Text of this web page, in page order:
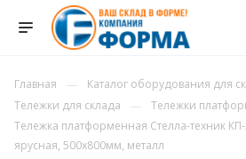
Главная
Каталог оборудования для
Тележки для склада
Тележки
Тележка платформенная Стелла-техник
ярусная, 500х800мм, металл